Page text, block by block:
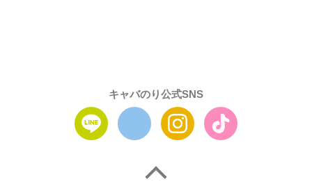
キャバのり公式SNS